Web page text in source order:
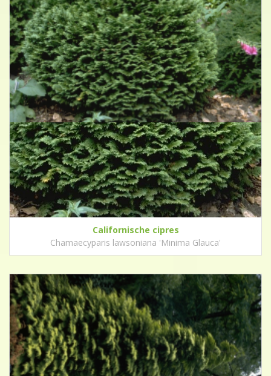
Californische cipres
Chamaecyparis lawsoniana 'Minima Glauca'